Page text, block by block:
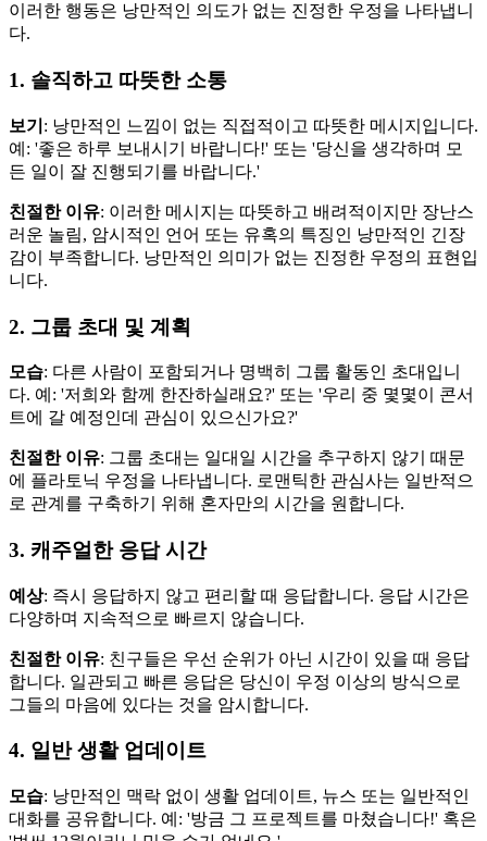
이러한 행동은 낭만적인 의도가 없는 진정한 우정을 나타냅니
다.
1. 솔직하고 따뜻한 소통
보기 : 낭만적인 느낌이 없는 직접적이고 따뜻한 메시지입니다.
예: '좋은 하루 보내시기 바랍니다!' 또는 '당신을 생각하며 모
든 일이 잘 진행되기를 바랍니다.'
친절한 이유: 이러한 메시지는 따뜻하고 배려적이지만 장난스
러운 놀림, 암시적인 언어 또는 유혹의 특징인 낭만적인 긴장
감이 부족합니다. 낭만적인 의미가 없는 진정한 우정의 표현입
니다.
2. 그룹 초대 및 계획
모습: 다른 사람이 포함되거나 명백히 그룹 활동인 초대입니
다. 예: '저희와 함께 한잔하실래요?' 또는 '우리 중 몇몇이 콘서
트에 갈 예정인데 관심이 있으신가요?'
친절한 이유: 그룹 초대는 일대일 시간을 추구하지 않기 때문
에 플라토닉 우정을 나타냅니다. 로맨틱한 관심사는 일반적으
로 관계를 구축하기 위해 혼자만의 시간을 원합니다.
3. 캐주얼한 응답 시간
예상: 즉시 응답하지 않고 편리할 때 응답합니다. 응답 시간은
다양하며 지속적으로 빠르지 않습니다.
친절한 이유: 친구들은 우선 순위가 아닌 시간이 있을 때 응답
합니다. 일관되고 빠른 응답은 당신이 우정 이상의 방식으로
그들의 마음에 있다는 것을 암시합니다.
4. 일반 생활 업데이트
모습: 낭만적인 맥락 없이 생활 업데이트, 뉴스 또는 일반적인
대화를 공유합니다. 예: '방금 그 프로젝트를 마쳤습니다!' 혹은